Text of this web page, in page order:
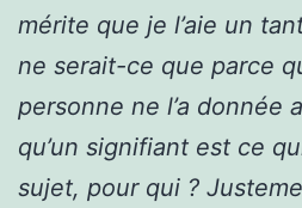
mérite que je l’aie un
ne serait-ce que parce
personne ne l’a donnée
qu’un signifiant est ce
sujet, pour qui ?